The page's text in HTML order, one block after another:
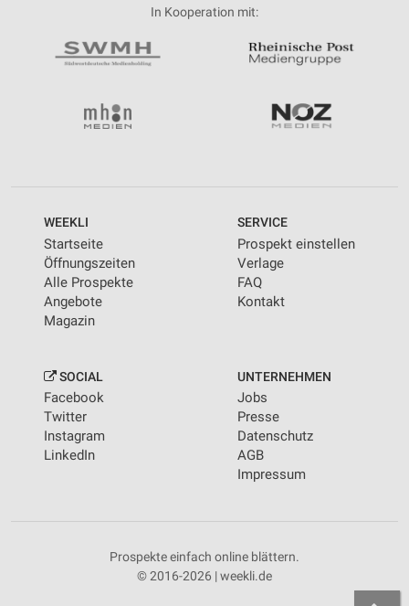
In Kooperation mit:
WEEKLI
Startseite
Öffnungszeiten
Alle Prospekte
Angebote
Magazin
SERVICE
Prospekt einstellen
Verlage
FAQ
Kontakt
SOCIAL
Facebook
Twitter
Instagram
LinkedIn
UNTERNEHMEN
Jobs
Presse
Datenschutz
AGB
Impressum
Prospekte einfach online blättern.
© 2016-2026 | weekli.de